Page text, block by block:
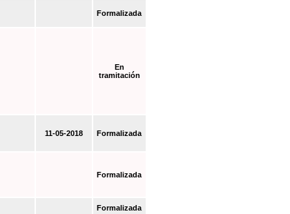
Formalizada
En
tramitación
11-05-2018 Formalizada
Formalizada
Formalizada